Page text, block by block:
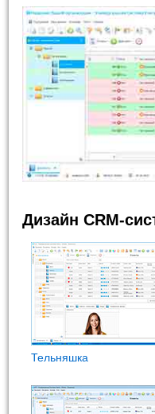
Дизайн CRM-
Тельняшка